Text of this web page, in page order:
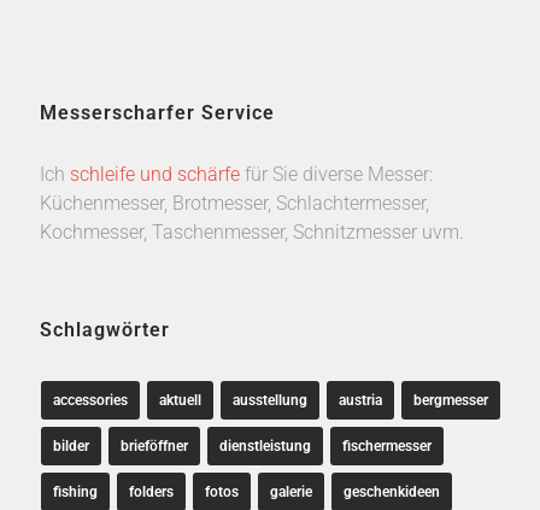
Messerscharfer Service
Ich schleife und schärfefür Sie diverse Messer:
Küchenmesser, Brotmesser, Schlachtermesser,
Kochmesser, Taschenmesser, Schnitzmesser uvm.
Schlagwörter
accessories aktuell ausstellung austria bergmesser
bilder brieföffner dienstleistung fischermesser
fishing folders fotos galerie geschenkideen